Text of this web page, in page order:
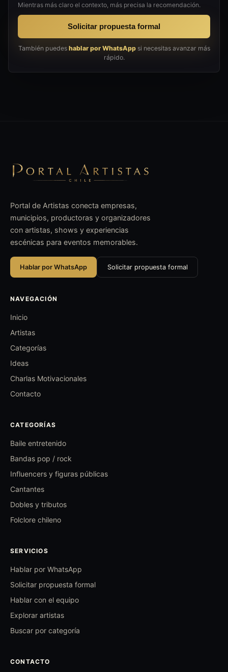
Mientras más claro el contexto, más precisa la recomendación.
Solicitar propuesta formal
También puedes hablar por WhatsAppsi necesitas avanzar más
rápido.
Portal de Artistas conecta empresas,
municipios, productoras y organizadores
con artistas, shows y experiencias
escénicas para eventos memorables.
Hablar por WhatsApp Solicitar propuesta formal
NAVEGACIÓN
Inicio
Artistas
Categorías
Ideas
Charlas Motivacionales
Contacto
CATEGORÍAS
Baile entretenido
Bandas pop / rock
Influencers y figuras públicas
Cantantes
Dobles y tributos
Folclore chileno
SERVICIOS
Hablar por WhatsApp
Solicitar propuesta formal
Hablar con el equipo
Explorar artistas
Buscar por categoría
CONTACTO